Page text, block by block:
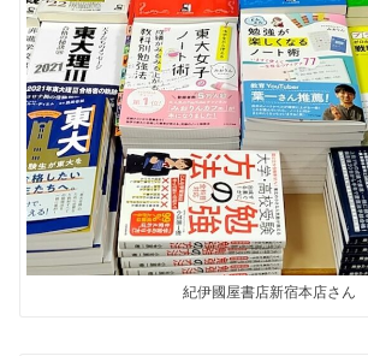
紀伊國屋書店新宿本店さん